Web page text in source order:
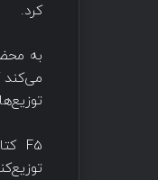
کرد.
می‌کند